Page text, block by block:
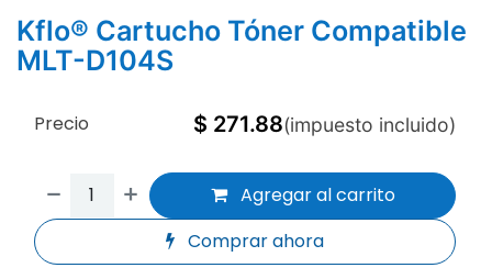
Kflo® Cartucho Tóner Compatible
MLT-D104S
Agregar al carrito
Comprar ahora
Precio $ 271.88(impuesto incluido)